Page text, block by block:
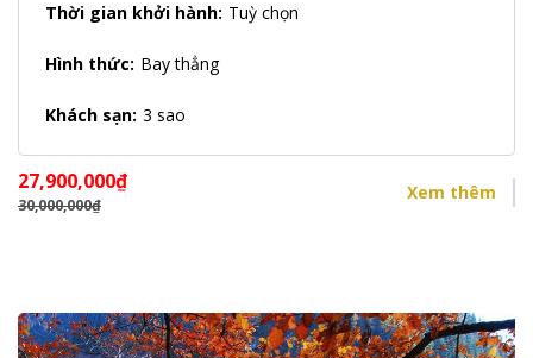
Thời gian khởi hành: Tuỳ chọn
Hình thức: Bay thẳng
Khách sạn: 3 sao
27,900,000₫
30,000,000₫
Xem thêm